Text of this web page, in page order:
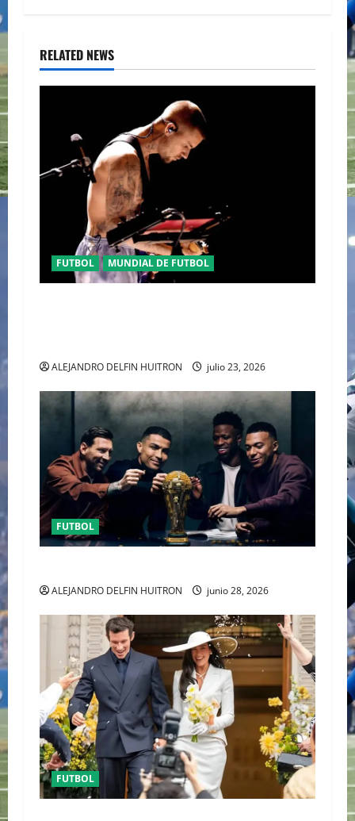
RELATED NEWS
FUTBOL MUNDIAL DE FUTBOL
ALEJANDRO DELFIN HUITRON julio 23, 2026
FUTBOL
ALEJANDRO DELFIN HUITRON junio 28, 2026
FUTBOL